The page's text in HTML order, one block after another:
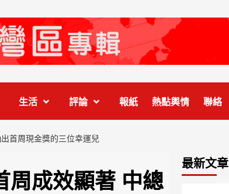
生活 評論 報紙 熱點輿情 聯絡
首周現金獎的三位幸運兒
周成效顯著 中總
最新文章